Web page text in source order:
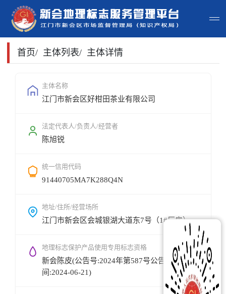
首页
政策法规
申请指南
地标地图
用户登录
首页/ 主体列表/ 主体详情
主体名称
江门市新会区好柑田茶业有限公司
法定代表人/负责人/经营者
陈旭锐
统一信用代码
91440705MA7K288Q4N
地址/住所/经营场所
江门市新会区会城银湖大道东7号（1#厂房）
地理标志保护产品使用专用标志资格
新会陈皮(公告号:2024年第587号公告,公告时
间:2024-06-21)